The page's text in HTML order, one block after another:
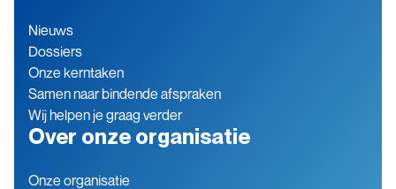
Nieuws
Dossiers
Onze kerntaken
Samen naar bindende afspraken
Wij helpen je graag verder
Over onze organisatie
Onze organisatie